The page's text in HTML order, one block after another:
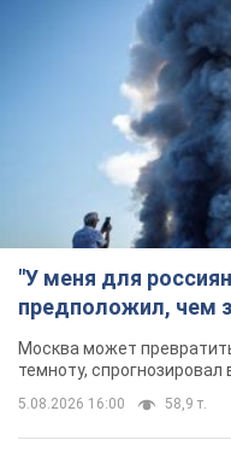
"У меня для
предположил, чем
Москва может
темноту, спрогнозировал
5.08.2026 16:00 58,9 т.